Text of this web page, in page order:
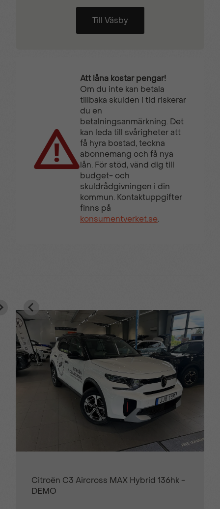
Till Väsby
Att låna kostar pengar!
Om du inte kan betala
tillbaka skulden i tid riskerar
du en
betalningsanmärkning. Det
kan leda till svårigheter att
få hyra bostad, teckna
abonnemang och få nya
lån. För stöd, vänd dig till
budget- och
skuldrådgivningen i din
kommun. Kontaktuppgifter
finns på
konsumentverket.se.
Citroën C3 Aircross MAX Hybrid 136hk -
DEMO